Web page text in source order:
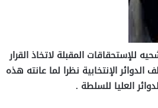
للإستحقاقات المقبلة لاتخاذ القرار
الإنتخابية نظرا لما عانته هذه
العليا للسلطة .